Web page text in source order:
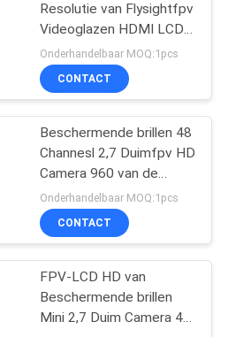
Resolutie van Flysightfpv
Videoglazen HDMI LCD
voor Quadcopter
Onderhandelbaar MOQ:1pcs
CONTACT
Beschermende brillen 48
Channesl 2,7 Duimfpv HD
Camera 960 van de
douanegrootte FPV *
240 TFT het Scherm
voor Nachtvisie
Onderhandelbaar MOQ:1pcs
CONTACT
FPV-LCD HD van
Beschermende brillen
Mini 2,7 Duim Camera 48